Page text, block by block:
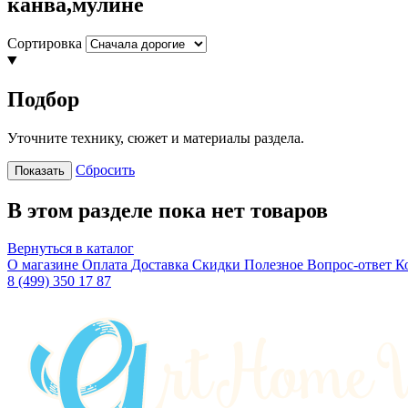
Сортировка
Подбор
Уточните технику, сюжет и материалы раздела.
Показать Сбросить
В этом разделе пока нет товаров
Вернуться в каталог
О магазине Оплата Доставка Скидки Полезное Вопрос-ответ
8 (499) 350 17 87